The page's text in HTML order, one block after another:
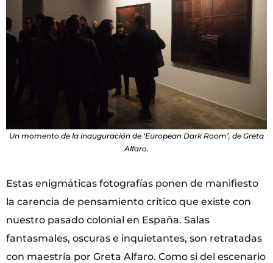
Un momento de la inauguración de ‘European Dark Room’, de Greta
Alfaro.
Estas enigmáticas fotografías ponen de manifiesto
la carencia de pensamiento crítico que existe con
nuestro pasado colonial en España. Salas
fantasmales, oscuras e inquietantes, son retratadas
con maestría por Greta Alfaro. Como si del escenario